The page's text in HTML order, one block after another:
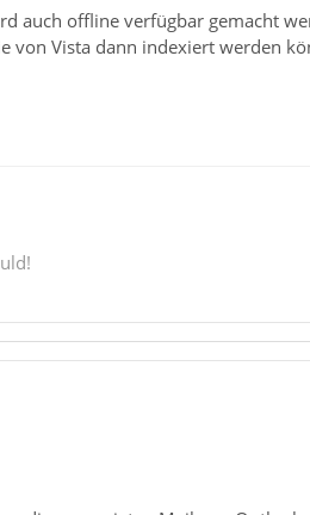
auch offline verfügbar gemacht
von Vista dann indexiert werden